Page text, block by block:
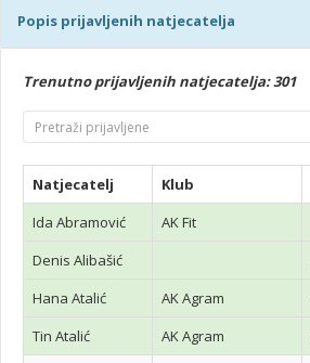
Popis prijavljenih natjecatelja
Trenutno prijavljenih natjecatelja: 301
Natjecatelj Klub
Ida Abramović
AK Fit
Denis Alibašić
Hana Atalić
AK Agram
Tin Atalić
AK Agram